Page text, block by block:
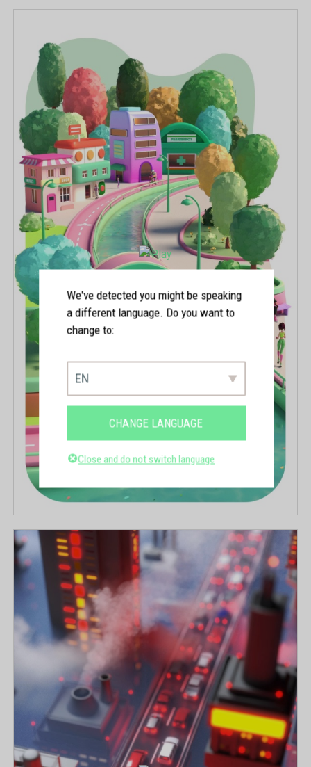
We've detected you might be speaking
a different language. Do you want to
change to:
EN
CHANGE LANGUAGE
Close and do not switch language